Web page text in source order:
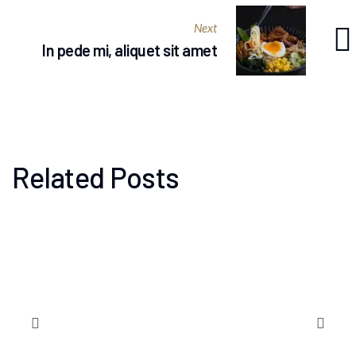
Next
In pede mi, aliquet sit amet
Related Posts